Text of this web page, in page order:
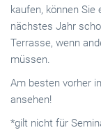
kaufen, können
nächstes Jahr
Terrasse, wenn
müssen.
Am besten vorher
ansehen!
*gilt nicht für